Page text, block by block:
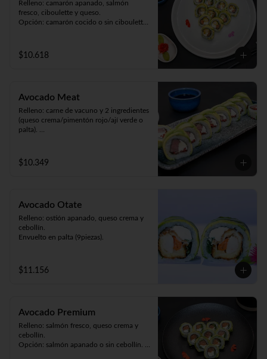
Relleno: camarón apanado, salmón
fresco, ciboulette y queso.
Opción: camarón cocido o sin ciboulette
$10.618
Avocado Meat
Relleno: carne de vacuno y 2 ingredientes
(queso crema/pimentón rojo/ají verde o
palta).
$10.349
Avocado Otate
Relleno: ostión apanado, queso crema y
cebollín.
Envuelto en palta (9piezas).
$11.156
Avocado Premium
Relleno: salmón fresco, queso crema y
cebollín.
Opción: salmón apanado o sin cebollín.